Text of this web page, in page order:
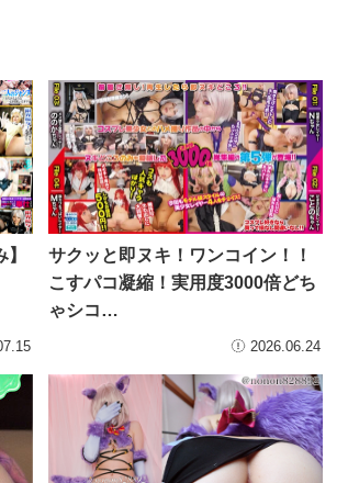
サクッと即ヌキ！ワンコイン！！
こすパコ凝縮！実用度3000倍どち
ゃシコ…
2026.06.24